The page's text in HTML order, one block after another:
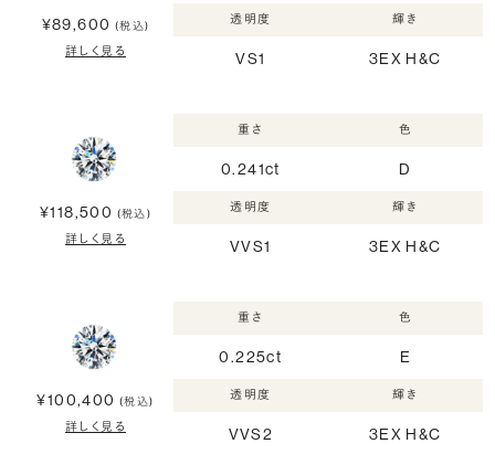
¥89,600 (税込)
詳しく見る
透明度
VS1
輝き
3EX H&C
¥118,500 (税込)
詳しく見る
重さ
0.241ct
色
D
透明度
VVS1
輝き
3EX H&C
¥100,400 (税込)
詳しく見る
重さ
0.225ct
色
E
透明度
VVS2
輝き
3EX H&C